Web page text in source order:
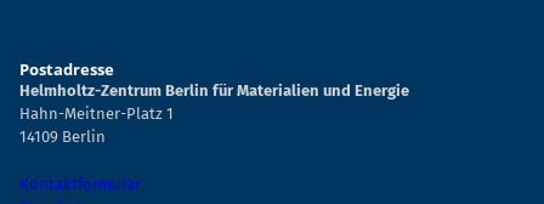
Postadresse
Helmholtz-Zentrum Berlin für Materialien und Energie
Hahn-Meitner-Platz 1
14109 Berlin
Kontaktformular